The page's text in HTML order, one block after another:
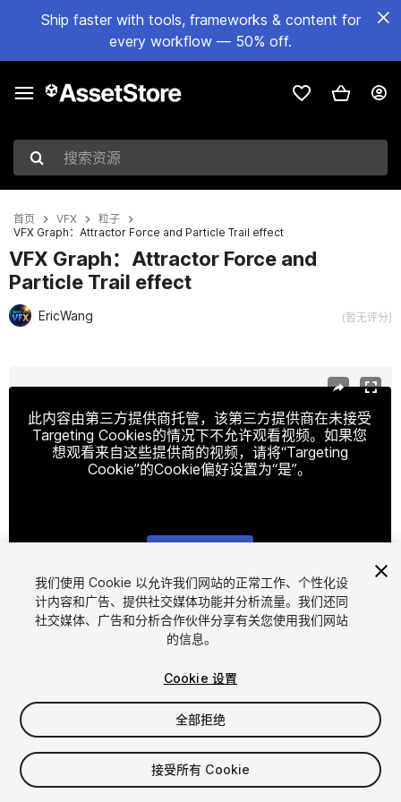
Ship faster with tools, frameworks & content for
every workflow — 50% off.
搜索资源
首页 VFX
粒子
VFX Graph：Attractor Force and Particle Trail effect
VFX Graph：Attractor Force and
Particle Trail effect
EricWang (暂无评分)
此内容由第三方提供商托管，该第三方提供商在未接受
Targeting Cookies的情况下不允许观看视频。如果您
想观看来自这些提供商的视频，请将“Targeting
Cookie”的Cookie偏好设置为“是”。
1/6
$5.99
增值税将在结算时计算
我们使用 Cookie 以允许我们网站的正常工作、个性化设
计内容和广告、提供社交媒体功能并分析流量。我们还同
社交媒体、广告和分析合作伙伴分享有关您使用我们网站
的信息。
Cookie 设置
全部拒绝
接受所有 Cookie